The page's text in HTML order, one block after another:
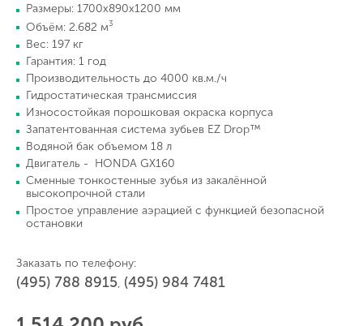
Размеры: 1700х890х1200 мм
Объём: 2.682 м3
Вес: 197 кг
Гарантия: 1 год
Производительность до 4000 кв.м./ч
Гидростатическая трансмиссия
Износостойкая порошковая окраска корпуса
Запатентованная система зубьев EZ Drop™
Водяной бак объемом 18 л
Двигатель - HONDA GX160
Сменные тонкостенные зубья из закалённой
высокопрочной стали
Простое управление аэрацией с функцией безопасной
остановки
Заказать по телефону:
(495) 788 8915, (495) 984 7481